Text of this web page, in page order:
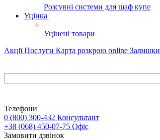
Розсувні системи для шаф купе
Уцінка
Уцінені товари
Акції Послуги Карта розкрою online Залишки
Телефони
0 (800) 300-432 Консультант
+38 (068) 450-07-75 Офіс
Замовити дзвінок